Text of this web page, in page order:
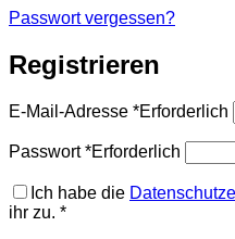
Passwort vergessen?
Registrieren
E-Mail-Adresse *Erforderlich
Passwort*Erforderlich
Ich habe die
ihr zu. *